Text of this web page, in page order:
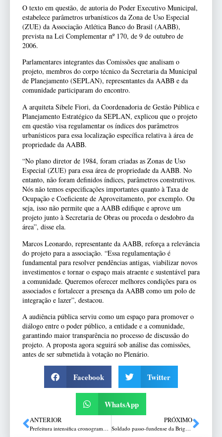
O texto em questão, de autoria do Poder Executivo Municipal,
estabelece parâmetros urbanísticos da Zona de Uso Especial
(ZUE) da Associação Atlética Banco do Brasil (AABB),
prevista na Lei Complementar nº 170, de 9 de outubro de
2006.
Parlamentares integrantes das Comissões que analisam o
projeto, membros do corpo técnico da Secretaria da Municipal
de Planejamento (SEPLAN), representantes da AABB e da
comunidade participaram do encontro.
A arquiteta Sibele Fiori, da Coordenadoria de Gestão Pública e
Planejamento Estratégico da SEPLAN, explicou que o projeto
em questão visa regulamentar os índices dos parâmetros
urbanísticos para essa localização específica relativa à área de
propriedade da AABB.
“No plano diretor de 1984, foram criadas as Zonas de Uso
Especial (ZUE) para essa área de propriedade da AABB. No
entanto, não foram definidos índices, parâmetros construtivos.
Nós não temos especificações importantes quanto à Taxa de
Ocupação e Coeficiente de Aproveitamento, por exemplo. Ou
seja, isso não permite que a AABB edifique e aprove um
projeto junto à Secretaria de Obras ou proceda o desdobro da
área”, disse ela.
Marcos Leonardo, representante da AABB, reforça a relevância
do projeto para a associação. “Essa regulamentação é
fundamental para resolver pendências antigas, viabilizar novos
investimentos e tornar o espaço mais atraente e sustentável para
a comunidade. Queremos oferecer melhores condições para os
associados e fortalecer a presença da AABB como um polo de
integração e lazer”, destacou.
A audiência pública serviu como um espaço para promover o
diálogo entre o poder público, a entidade e a comunidade,
garantindo maior transparência no processo de discussão do
projeto. A proposta agora seguirá sob análise das comissões,
antes de ser submetida à votação no Plenário.
Facebook Twitter
WhatsApp
ANTERIOR
Prefeitura intensifica cronograma de obras nos bairros de Passo Fundo
PRÓXIMO
Soldado passo-fundense da Brigada Militar morre em acidente de moto